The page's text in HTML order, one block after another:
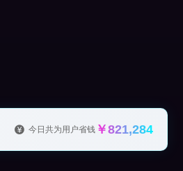
今日共为用户省钱 ￥821,284